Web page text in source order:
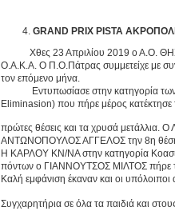
GRAND PRIX PISTA
Χθες 23 Απριλίου 2019 ο Α.Ο.
Ο.Α.Κ.Α. Ο Π.Ο.Πάτρας συμμετείχε με
τον επόμενο μήνα.
Εντυπωσίασε στην κατηγορία των
Eliminasion) που πήρε μέρος κατέκτησε
πρώτες θέσεις και τα χρυσά μετάλλια.
ΑΝΤΩΝΟΠΟΥΛΟΣ ΑΓΓΕΛΟΣ την 8η
Η ΚΑΡΛΟΥ ΚΝ/ΝΑ στην κατηγορία
πόντων ο ΓΙΑΝΝΟΥΤΣΟΣ ΜΙΛΤΟΣ πήρε
Καλή εμφάνιση έκαναν και οι
Συγχαρητήρια σε όλα τα παιδιά και